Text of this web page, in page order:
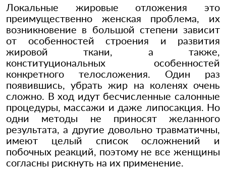
Локальные жировые отложения это
преимущественно женская проблема, их
возникновение в большой степени зависит
от особенностей строения и развития
жировой ткани, а также,
конституциональных особенностей
конкретного телосложения. Один раз
появившись, убрать жир на коленях очень
сложно. В ход идут бесчисленные салонные
процедуры, массажи и даже липосакция. Но
одни методы не приносят желанного
результата, а другие довольно травматичны,
имеют целый список осложнений и
побочных реакций, поэтому не все женщины
согласны рискнуть на их применение.